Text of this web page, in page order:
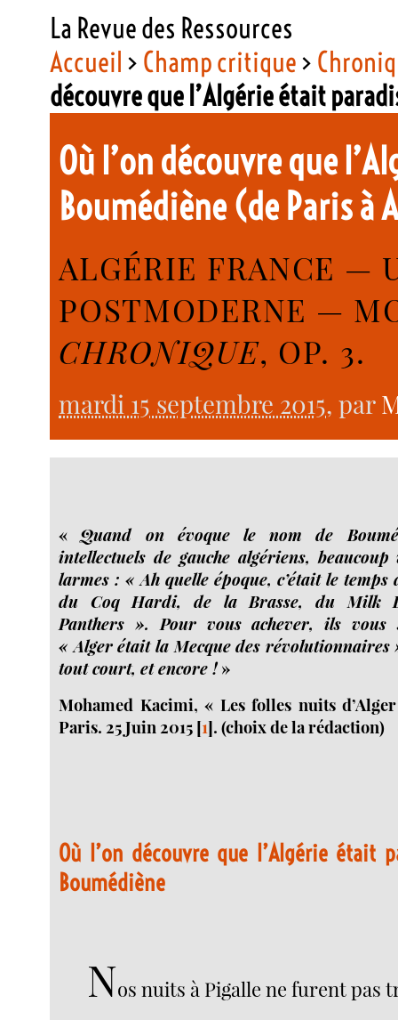
La Revue des Ressources
Accueil > Champ critique>
découvre que l’Algérie était
Où l’on découvre que
Boumédiène (de Paris à
ALGÉRIE FRANCE —
POSTMODERNE —
CHRONIQUE, OP. 3.
mardi 15 septembre 2015, par
«Quand on évoque le nom de
intellectuels de gauche algériens,
larmes : « Ah quelle époque, c’était le temps
du Coq Hardi, de la Brasse, du Milk
Panthers ». Pour vous achever, ils
« Alger était la Mecque des révolutionnaires
tout court, et encore ! »
Mohamed Kacimi, « Les folles nuits
Paris. 25 Juin 2015 [1]. (choix de la rédaction)
Où l’on découvre que l’Algérie était
Boumédiène
Nos nuits à Pigalle ne furent pas